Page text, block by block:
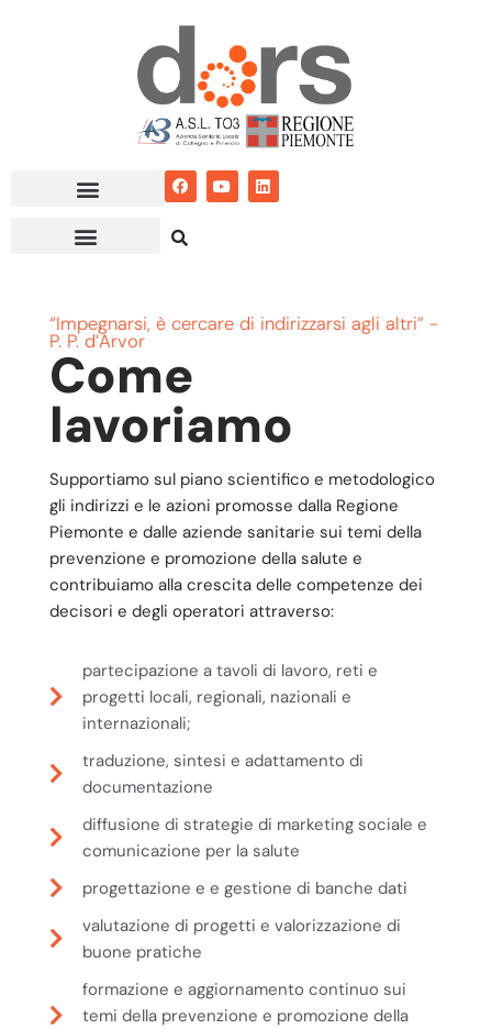
“Impegnarsi, è cercare di indirizzarsi agli altri” -
P. P. d’Arvor
Come
lavoriamo
Supportiamo sul piano scientifico e metodologico
gli indirizzi e le azioni promosse dalla Regione
Piemonte e dalle aziende sanitarie sui temi della
prevenzione e promozione della salute e
contribuiamo alla crescita delle competenze dei
decisori e degli operatori attraverso:
partecipazione a tavoli di lavoro, reti e
progetti locali, regionali, nazionali e
internazionali;
traduzione, sintesi e adattamento di
documentazione
diffusione di strategie di marketing sociale e
comunicazione per la salute
progettazione e e gestione di banche dati
valutazione di progetti e valorizzazione di
buone pratiche
formazione e aggiornamento continuo sui
temi della prevenzione e promozione della